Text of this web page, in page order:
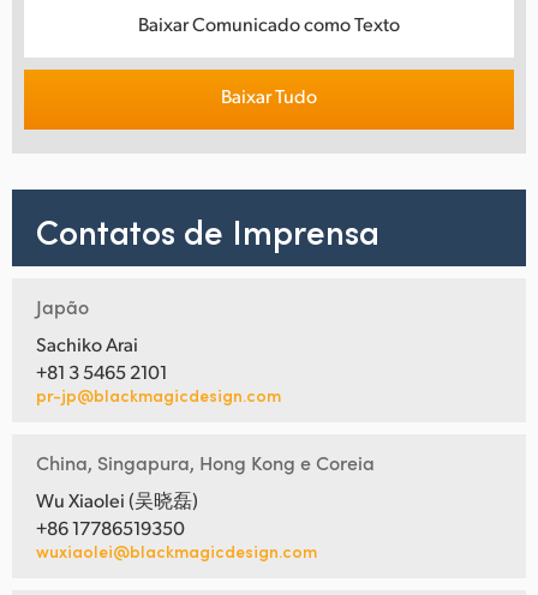
Baixar Comunicado como Texto
Baixar Tudo
Contatos de Imprensa
Japão
Sachiko Arai
+81 3 5465 2101
pr-jp@blackmagicdesign.com
China, Singapura, Hong Kong e Coreia
Wu Xiaolei (吴晓磊)
+86 17786519350
wuxiaolei@blackmagicdesign.com